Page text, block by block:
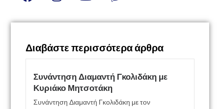
Διαβάστε περισσότερα άρθρα
Συνάντηση Διαμαντή Γκολιδάκη με
Κυριάκο Μητσοτάκη
Συνάντηση Διαμαντή Γκολιδάκη με τον